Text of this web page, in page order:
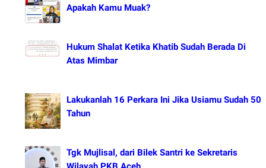
Apakah Kamu Muak?
Hukum Shalat Ketika Khatib Sudah Berada Di
Atas Mimbar
Lakukanlah 16 Perkara Ini Jika Usiamu Sudah 50
Tahun
Tgk Mujlisal, dari Bilek Santri ke Sekretaris